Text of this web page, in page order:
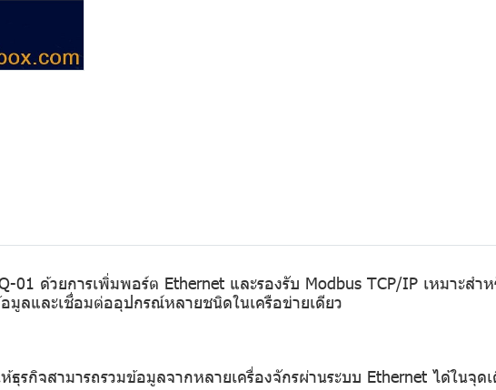
ด้วยการเพิ่มพอร์ต Ethernet และรองรับ Modbus TCP/IP เหมาะสำห
มูลและเชื่อมต่ออุปกรณ์หลายชนิดในเครือข่ายเดียว
ธุรกิจสามารถรวมข้อมูลจากหลายเครื่องจักรผ่านระบบ Ethernet ได้ในจุด